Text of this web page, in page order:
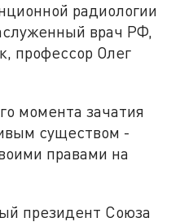
радиологии
врач РФ,
профессор Олег
момента зачатия
существом -
правами на
президент Союза